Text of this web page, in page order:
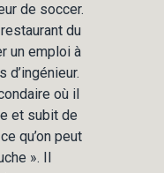
de soccer.
du
un emploi à
d’ingénieur.
où il
et subit de
qu’on peut
». Il